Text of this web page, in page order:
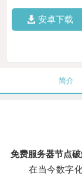
安卓下载
简介
免费服务器节点
在当今数字化